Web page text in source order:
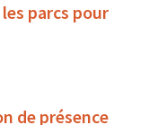
parcs pour
de présence